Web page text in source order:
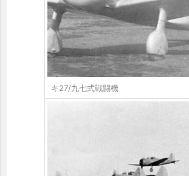
キ27/九七式戦闘機